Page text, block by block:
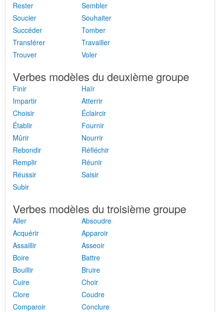
Rester
Sembler
Soucier
Souhaiter
Succéder
Tomber
Transférer
Travailler
Trouver
Voler
Verbes modèles du deuxième groupe
Finir
Haïr
Impartir
Atterrir
Choisir
Éclaircir
Établir
Fournir
Mûrir
Nourrir
Rebondir
Réfléchir
Remplir
Réunir
Réussir
Saisir
Subir
Verbes modèles du troisième groupe
Aller
Absoudre
Acquérir
Apparoir
Assaillir
Asseoir
Boire
Battre
Bouillir
Bruire
Cuire
Choir
Clore
Coudre
Comparoir
Conclure